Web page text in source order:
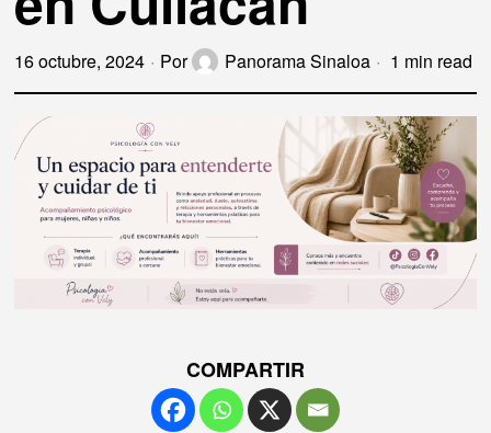
16 octubre, 2024 Por Panorama Sinaloa 1 min read
COMPARTIR